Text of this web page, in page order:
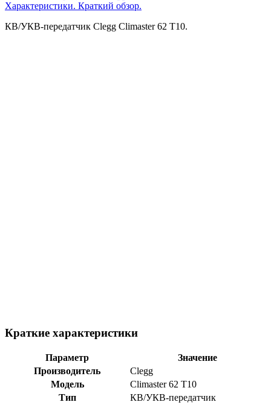
КВ/УКВ-передатчик Clegg Climaster 62 T10.
Краткие характеристики
Параметр
Значение
Производитель
Clegg
Модель
Climaster 62 T10
Тип
КВ/УКВ-передатчик